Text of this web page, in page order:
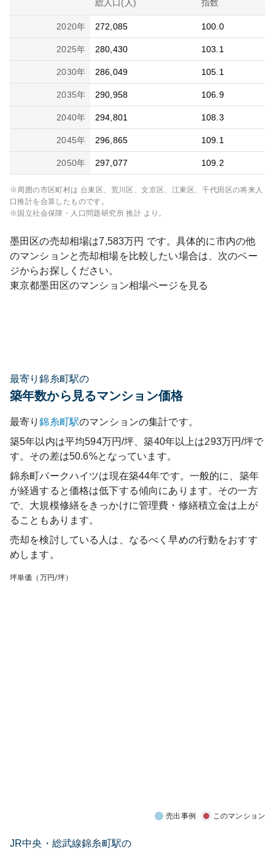
総人口(人) 指数
2020年 272,085 100.0
2025年 280,430 103.1
2030年 286,049 105.1
2035年 290,958 106.9
2040年 294,801 108.3
2045年 296,865 109.1
2050年 297,077 109.2
※周囲の市区町村は 台東区、荒川区、文京区、江東区、千代田区の将来人
口推計を合算したものです。
※国立社会保障・人口問題研究所 推計 より。
墨田区の売却相場は7,583万円 です。具体的に市内の他
のマンションと売却相場を比較したい場合は、次のペー
ジからお探しください。
東京都墨田区のマンション相場ページを見る
最寄り錦糸町駅の
築年数から見るマンション価格
最寄り錦糸町駅のマンションの集計です。
築5年以内は平均594万円/坪、築40年以上は293万円/坪で
す。その差は50.6%となっています。
錦糸町パークハイツは現在築44年です。一般的に、築年
が経過すると価格は低下する傾向にあります。その一方
で、大規模修繕をきっかけに管理費・修繕積立金は上が
ることもあります。
売却を検討している人は、なるべく早めの行動をおすす
めします。
坪単価（万円/坪）
売出事例 このマンション
JR中央・総武線錦糸町駅の